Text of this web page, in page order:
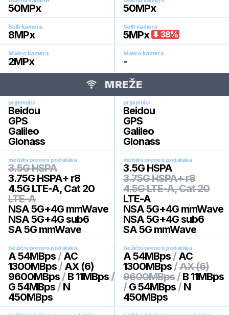
50MPx 50MPx
Selfi kamera
8MPx
Selfi kamera
5MPx 38%
Makro kamera
2MPx
Makro kamera
-
MREŽE
prijemnici
Beidou
GPS
Galileo
Glonass
prijemnici
Beidou
GPS
Galileo
Glonass
mobilni prenos podataka
3.5G HSPA
3.75G HSPA+ r8
4.5G LTE-A, Cat 20
LTE-A
NSA 5G+4G mmWave
NSA 5G+4G sub6
SA 5G mmWave
mobilni prenos podataka
3.5G HSPA
3.75G HSPA+ r8
4.5G LTE-A, Cat 20
LTE-A
NSA 5G+4G mmWave
NSA 5G+4G sub6
SA 5G mmWave
bežični prenos podataka
A 54MBps / AC
1300MBps / AX (6)
9600MBps / B 11MBps /
G 54MBps / N
450MBps
bežični prenos podataka
A 54MBps / AC
1300MBps /AX (6)
9600MBps / B 11MBps
/ G 54MBps / N
450MBps